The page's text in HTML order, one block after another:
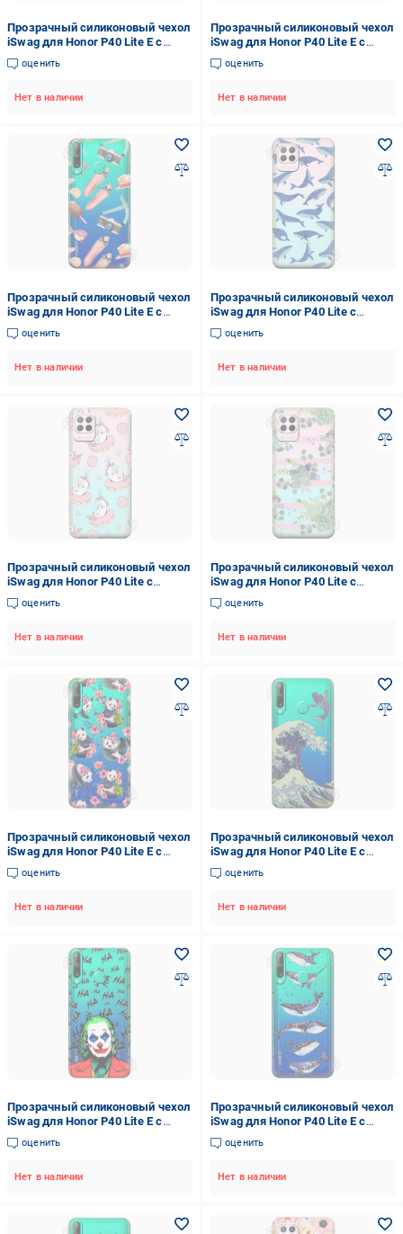
Прозрачный силиконовый чехол
iSwag для Honor P40 Lite E с
рисунком - Зайчики (M1502)
оценить
Нет в наличии
Прозрачный силиконовый чехол
iSwag для Honor P40 Lite E с
рисунком - Кокосы (M1511)
оценить
Нет в наличии
Прозрачный силиконовый чехол
iSwag для Honor P40 Lite E с
рисунком - Женские штучки
(M1512)
оценить
Нет в наличии
Прозрачный силиконовый чехол
iSwag для Honor P40 Lite с
рисунком - Киты (M1606)
оценить
Нет в наличии
Прозрачный силиконовый чехол
iSwag для Honor P40 Lite с
рисунком - Единороги на
пончиках (M1608)
оценить
Нет в наличии
Прозрачный силиконовый чехол
iSwag для Honor P40 Lite с
рисунком - Суккуленты (M1588)
оценить
Нет в наличии
Прозрачный силиконовый чехол
iSwag для Honor P40 Lite E с
рисунком - Пандочки (M1570)
оценить
Нет в наличии
Прозрачный силиконовый чехол
iSwag для Honor P40 Lite E с
рисунком - Большая волна в
Канагаве (M1572)
оценить
Нет в наличии
Прозрачный силиконовый чехол
iSwag для Honor P40 Lite E с
рисунком - Джокер (M1565)
оценить
Нет в наличии
Прозрачный силиконовый чехол
iSwag для Honor P40 Lite E с
рисунком - Киты Единороги
(M1566)
оценить
Нет в наличии